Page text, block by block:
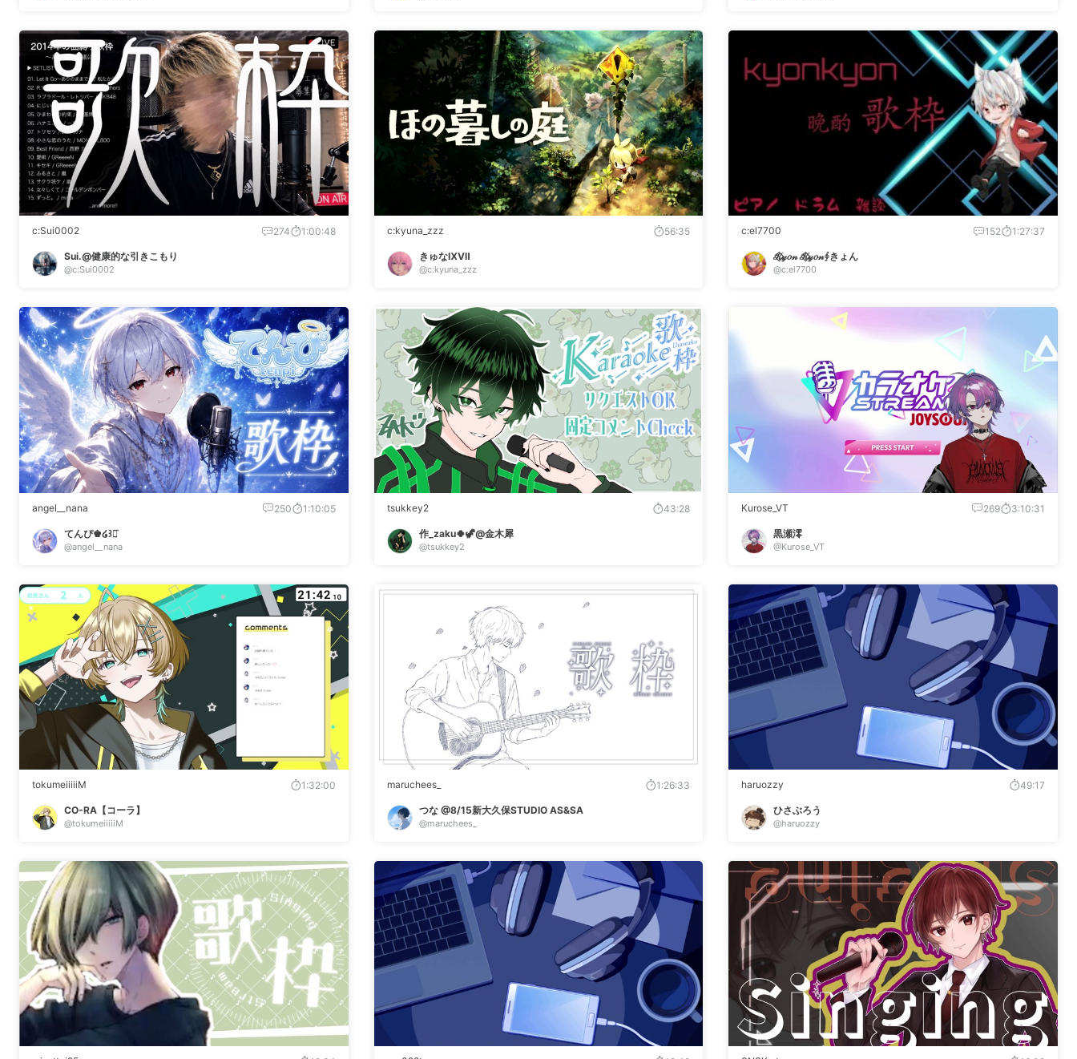
c:Sui0002 274 1:00:48
Sui.@健康的な引きこもり
@c:Sui0002
c:kyuna_zzz 56:35
きゅなⅨⅦ
@c:kyuna_zzz
c:el7700 152 1:27:37
𝒦⃟𝓎𝑜𝓃 𝒦⃟𝓎𝑜𝓃∮きょん
@c:el7700
angel__nana 250 1:10:05
てんぴ♚໒꒱⋆͛
@angel__nana
tsukkey2 43:28
作_zaku🍀🦖@金木犀
@tsukkey2
Kurose_VT 269 3:10:31
黒瀬澪
@Kurose_VT
tokumeiiiiiM 1:32:00
CO-RA【コーラ】
@tokumeiiiiiM
maruchees_ 1:26:33
つな @8/15新大久保STUDIO AS&SA
@maruchees_
haruozzy 49:17
ひさぶろう
@haruozzy